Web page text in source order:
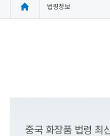
법령정보
중국 화장품 법령 최